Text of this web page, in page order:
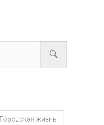
Городская жизнь